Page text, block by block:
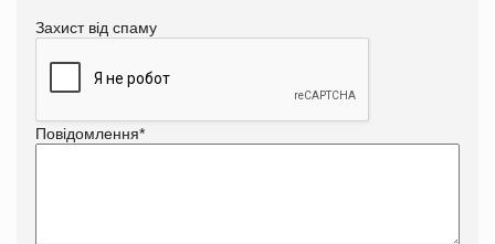
Захист від спаму
Повідомлення*